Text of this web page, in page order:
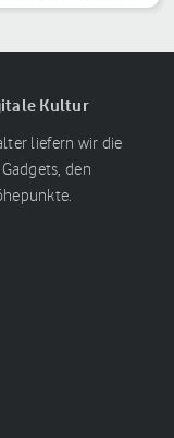
Kultur
liefern wir die
den